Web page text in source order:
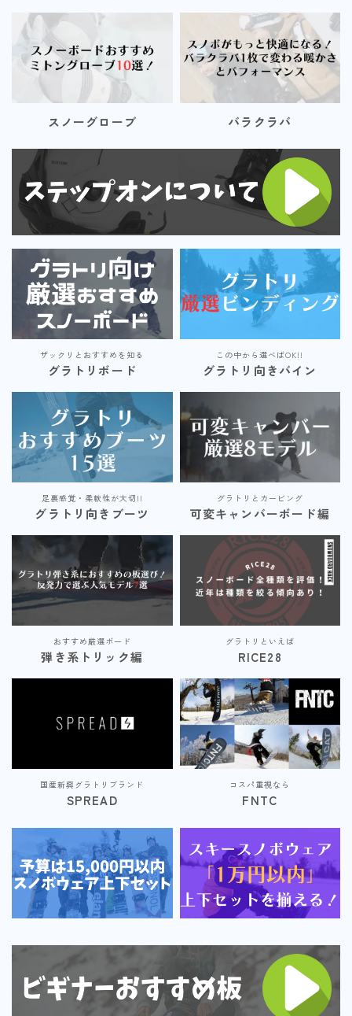
RICE28
RIDE
ROSSIGNOL
ROXY
SALOMON
SCOOTER
SABRINA
SESSIONS
SPREAD
WRXsb
YONEX
ビンディング
BENT METAL
BURTON
DRAKE
FIX
FLUX
K2
NIDECKER
NITRO
RIDE
YES
BURTON
DC shoes
DEELUXE
FLUX
HEAD
K2
NIDECKER
スノーグローブ バラクラバ
ザックリとおすすめを知る
グラトリボード
この中から選べばOK!!
グラトリ向きバイン
足裏感覚・柔軟性が大切!!
グラトリ向きブーツ
グラトリとカービング
可変キャンバーボード編
おすすめ厳選ボード
弾き系トリック編
グラトリといえば
RICE28
国産新興グラトリブランド
SPREAD
コスパ重視なら
FNTC